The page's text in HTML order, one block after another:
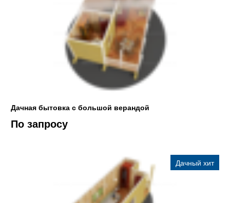
Дачная бытовка с большой верандой
По запросу
Дачный хит